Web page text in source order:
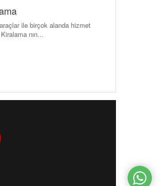
ile birçok alanda hizmet
nın...